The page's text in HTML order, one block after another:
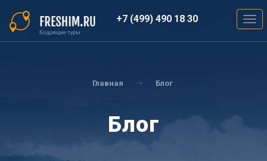
основному
содержанию
+7 (499) 490 18 30
Главная Блог
Блог